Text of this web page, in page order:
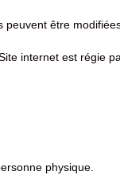
peuvent être
internet est régie
physique.